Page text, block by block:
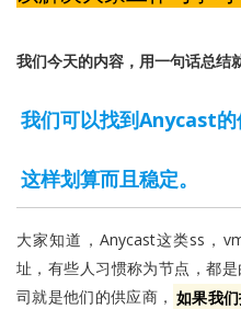
我们今天的内容， 用一句话总结
我们可以找到Anycast
这样划算而且稳定。
大家知道，Anycast这类ss，
址，有些人习惯称为节点，都
司就是他们的供应商， 如果我